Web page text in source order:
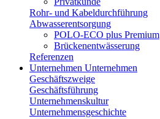
Rohr- und Kabeldurchführung
Abwasserentsorgung
POLO-ECO plus Premium
Brückenentwässerung
Referenzen
Unternehmen Unternehmen
Geschäftszweige
Geschäftsführung
Unternehmenskultur
Unternehmensgeschichte